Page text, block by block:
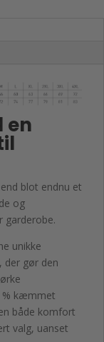
en
blot endnu et
og
garderobe.
unikke
der gør den
% kæmmet
både komfort
valg, uanset